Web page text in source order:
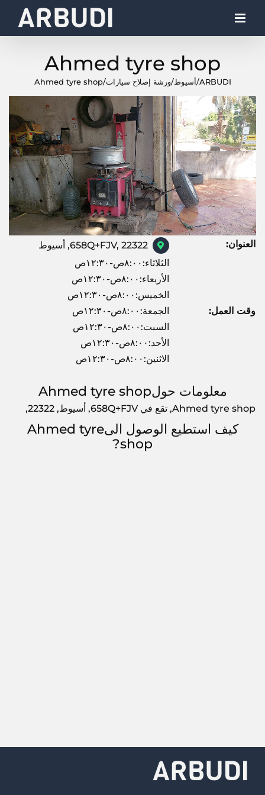
Ahmed tyre shop
ARBUDI
/أسيوط/ورشة إصلاح سيارات/
Ahmed tyre shop
العنوان: 658Q+FJV, 22322, أسيوط
وقت العمل:
الثلاثاء:٨:٠٠ص-١٢:٣٠ص
الأربعاء:٨:٠٠ص-١٢:٣٠ص
الخميس:٨:٠٠ص-١٢:٣٠ص
الجمعة:٨:٠٠ص-١٢:٣٠ص
السبت:٨:٠٠ص-١٢:٣٠ص
الأحد:٨:٠٠ص-١٢:٣٠ص
الاثنين:٨:٠٠ص-١٢:٣٠ص
معلومات حولAhmed tyre shop
Ahmed tyre shop, تقع في 658Q+FJV, أسيوط, 22322,
كيف استطيع الوصول الىAhmed tyre
shop?